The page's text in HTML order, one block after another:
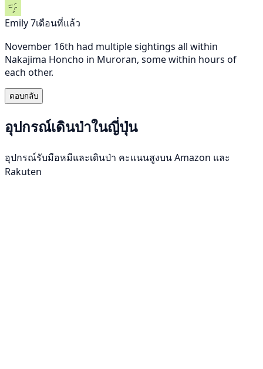
Emily7เดือนที่แล้ว
November 16th had multiple sightings all within
Nakajima Honcho in Muroran, some within hours of
each other.
ตอบกลับ
อุปกรณ์เดินป่าในญี่ปุ่น
อุปกรณ์รับมือหมีและเดินป่า คะแนนสูงบน Amazon และ
Rakuten